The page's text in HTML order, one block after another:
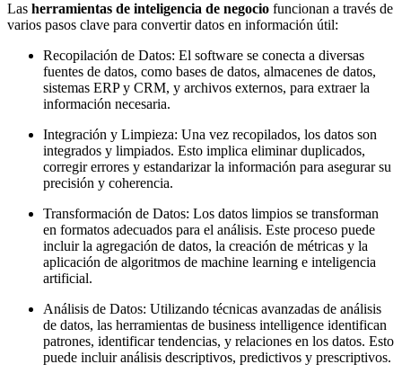
Las herramientas de inteligencia de negocio funcionan a través de
varios pasos clave para convertir datos en información útil:
Recopilación de Datos: El software se conecta a diversas
fuentes de datos, como bases de datos, almacenes de datos,
sistemas ERP y CRM, y archivos externos, para extraer la
información necesaria.
Integración y Limpieza: Una vez recopilados, los datos son
integrados y limpiados. Esto implica eliminar duplicados,
corregir errores y estandarizar la información para asegurar su
precisión y coherencia.
Transformación de Datos: Los datos limpios se transforman
en formatos adecuados para el análisis. Este proceso puede
incluir la agregación de datos, la creación de métricas y la
aplicación de algoritmos de machine learning e inteligencia
artificial.
Análisis de Datos: Utilizando técnicas avanzadas de análisis
de datos, las herramientas de business intelligence identifican
patrones, identificar tendencias, y relaciones en los datos. Esto
puede incluir análisis descriptivos, predictivos y prescriptivos.